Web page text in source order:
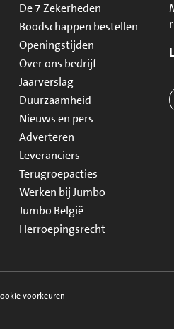
De 7 Zekerheden
Boodschappen bestellen
Openingstijden
Over ons bedrijf
Jaarverslag
Duurzaamheid
Nieuws en pers
Adverteren
Leveranciers
Terugroepacties
Werken bij Jumbo
Jumbo België
Herroepingsrecht
voorkeuren